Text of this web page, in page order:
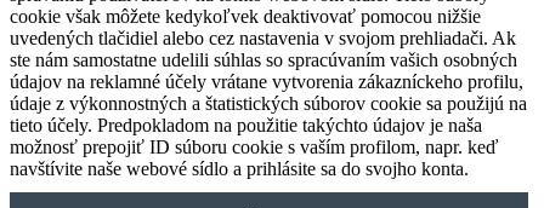
cookie však môžete kedykoľvek deaktivovať pomocou nižšie
uvedených tlačidiel alebo cez nastavenia v svojom prehliadači. Ak
ste nám samostatne udelili súhlas so spracúvaním vašich osobných
údajov na reklamné účely vrátane vytvorenia zákazníckeho profilu,
údaje z výkonnostných a štatistických súborov cookie sa použijú na
tieto účely. Predpokladom na použitie takýchto údajov je naša
možnosť prepojiť ID súboru cookie s vaším profilom, napr. keď
navštívite naše webové sídlo a prihlásite sa do svojho konta.